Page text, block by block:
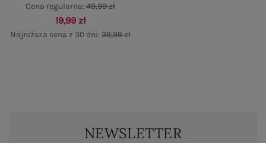
19,99 zł
Najniższa cena z 30 dni:39,99 zł
Cena regularna:49,99 zł
NEWSLETTER